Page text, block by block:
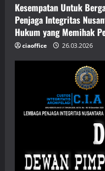
Kesempatan Untuk
Penjaga Integritas
Hukum yang Memihak
ciaoffice 26.03.2026